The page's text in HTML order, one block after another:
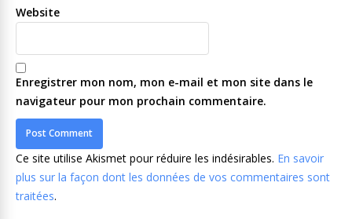
Website
Enregistrer mon nom, mon e-mail et mon site dans le
navigateur pour mon prochain commentaire.
Ce site utilise Akismet pour réduire les indésirables. En savoir
plus sur la façon dont les données de vos commentaires sont
traitées.